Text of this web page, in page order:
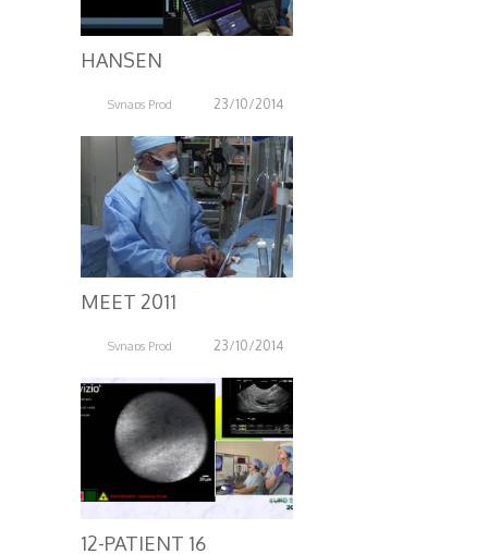
HANSEN
Synaps Prod 23/10/2014
MEET 2011
Synaps Prod 23/10/2014
12-PATIENT 16